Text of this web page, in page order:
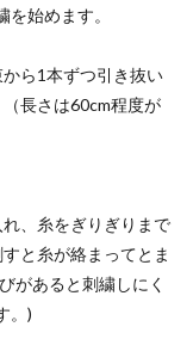
始めます。
ら1本ずつ引き抜い
長さは60cm程度が
、糸をぎりぎりまで
と糸が絡まってとま
があると刺繍しにく
。)